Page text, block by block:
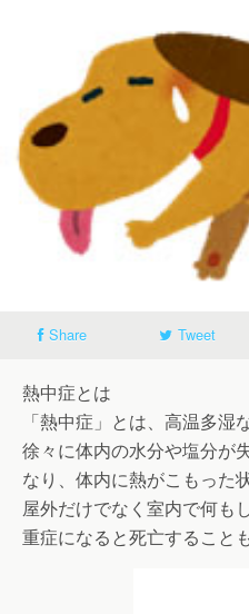
Share Tweet
熱中症とは
「熱中症」とは、高温多湿
徐々に体内の水分や塩分が
なり、体内に熱がこもった
屋外だけでなく室内で何も
重症になると死亡すること